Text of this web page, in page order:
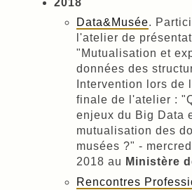
Data&Musée.
l'atelier de
"Mutualisation et
données des
Intervention lors de
finale de l'atelier :
enjeux du Big Data
mutualisation des
musées ?" -
2018 au Ministère
Rencontres